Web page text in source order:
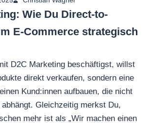
Wie Du Direct-to-
E-Commerce strategisch
D2C Marketing beschäftigst, willst
direkt verkaufen, sondern eine
Kund:innen aufbauen, die nicht
Gleichzeitig merkst Du,
mehr ist als „Wir machen einen